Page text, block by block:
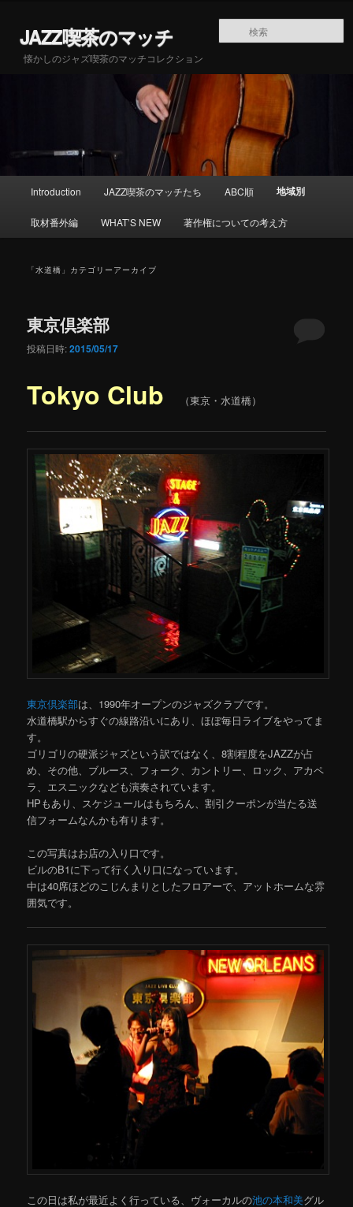
JAZZ喫茶のマッチ
懐かしのジャズ喫茶のマッチコレクション
Introduction JAZZ喫茶のマッチたち ABC順 地域別
取材番外編 WHAT’S NEW 著作権についての考え方
「水道橋 」カテゴリーアーカイブ
東京倶楽部
投稿日時:2015/05/17
Tokyo Club （東京・水道橋）
東京倶楽部は、1990年オープンのジャズクラブです。
水道橋駅からすぐの線路沿いにあり、ほぼ毎日ライブをやってま
す。
ゴリゴリの硬派ジャズという訳ではなく、8割程度をJAZZが占
め、その他、ブルース、フォーク、カントリー、ロック、アカペ
ラ、エスニックなども演奏されています。
HPもあり、スケジュールはもちろん、割引クーポンが当たる送
信フォームなんかも有ります。
この写真はお店の入り口です。
ビルのB1に下って行く入り口になっています。
中は40席ほどのこじんまりとしたフロアーで、アットホームな雰
囲気です。
この日は私が最近よく行っている、ヴォーカルの池の本和美グル